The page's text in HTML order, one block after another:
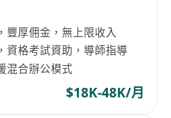
豐厚佣金，無上限收入
資格考試資助，導師指導
混合辦公模式
$18K-48K/月